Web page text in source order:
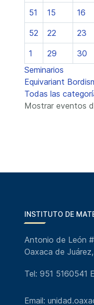
51 15 16
52 22 23
1 29 30
Seminarios
Equivariant
Todas las
Mostrar eventos
INSTITUTO DE
Antonio de León
Oaxaca de
Tel: 951 5160541
Email: